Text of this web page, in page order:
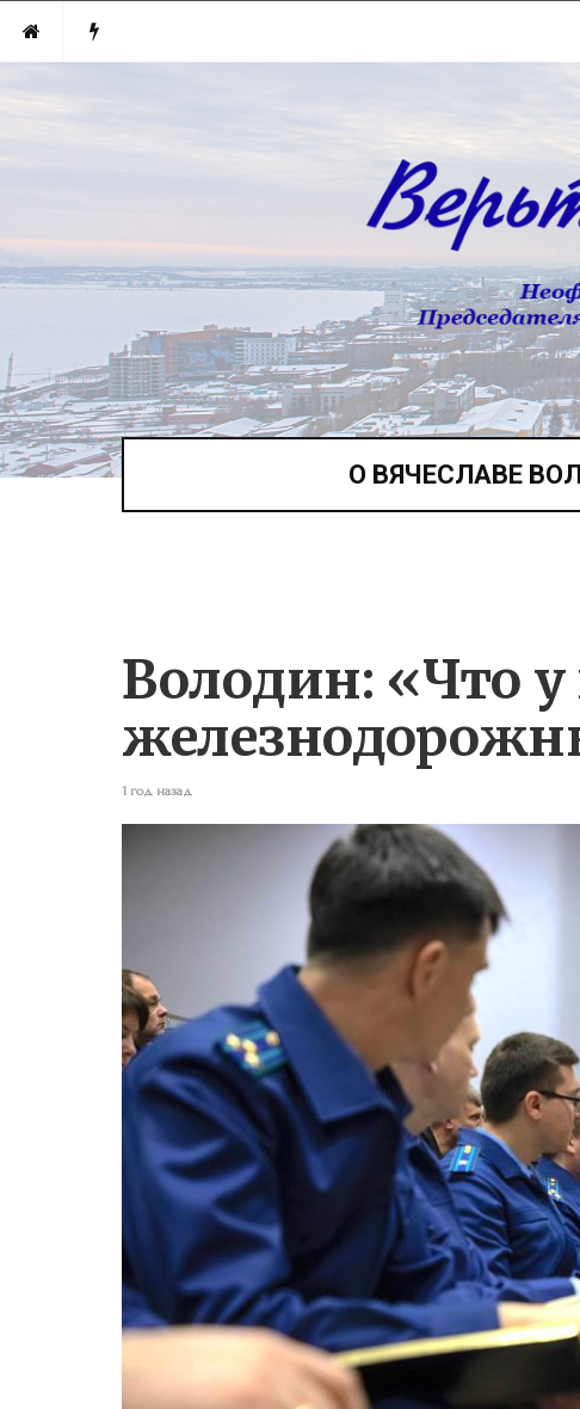
О ВЯЧЕСЛАВЕ
Володин: «Что у
1 год назад